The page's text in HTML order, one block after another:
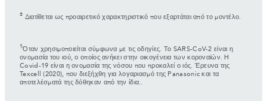
‡ Διατίθεται ως προαιρετικό χαρακτηριστικό που εξαρτάται από το μοντέλο.
1Όταν χρησιμοποιείται σύμφωνα με τις οδηγίες. Το SARS-CoV-2 είναι η
ονομασία του ιού, ο οποίος ανήκει στην οικογένεια των κοροναϊών. Η
Covid-19 είναι η ονομασία της νόσου που προκαλεί ο ιός. Έρευνα της
Texcell (2020), που διεξήχθη για λογαριασμό της Panasonic και τα
αποτελέσματά της δόθηκαν από την ίδια..